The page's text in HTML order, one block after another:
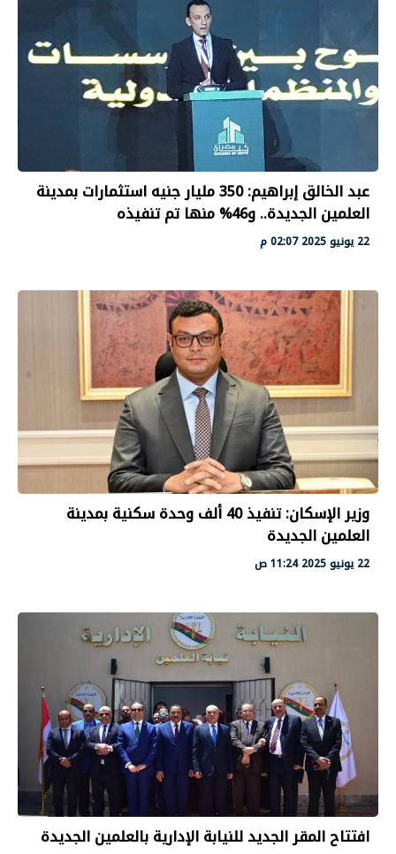
عبد الخالق إبراهيم: 350 مليار جنيه استثمارات بمدينة
العلمين الجديدة.. و46% منها تم تنفيذه
22 يونيو 2025 02:07 م
وزير الإسكان: تنفيذ 40 ألف وحدة سكنية بمدينة
العلمين الجديدة
22 يونيو 2025 11:24 ص
افتتاح المقر الجديد للنيابة الإدارية بالعلمين الجديدة